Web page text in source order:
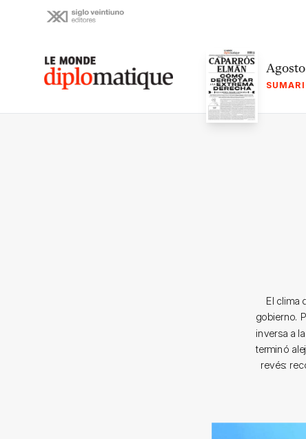
Le monde diplomatique
El clima
gobierno.
inversa a
terminó
revés: